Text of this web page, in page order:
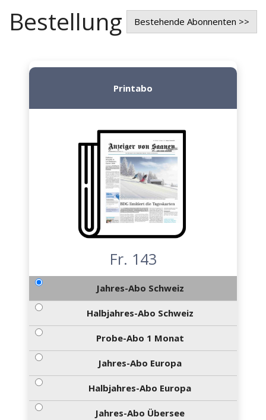
Bestellung Bestehende Abonnenten >>
Printabo
Fr. 143
Jahres-Abo Schweiz
Halbjahres-Abo Schweiz
Probe-Abo 1 Monat
Jahres-Abo Europa
Halbjahres-Abo Europa
Jahres-Abo Übersee